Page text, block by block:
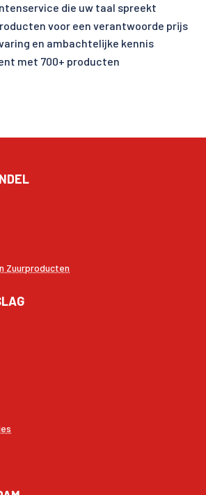
die uw taal spreekt
voor een verantwoorde prijs
en ambachtelijke kennis
met 700+ producten
Zuurproducten